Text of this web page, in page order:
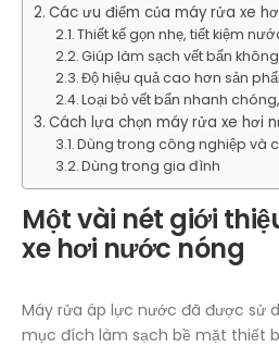
Các ưu điểm của máy rửa xe
Thiết kế gọn nhẹ, tiết kiệm
Giúp làm sạch vết bẩn
Độ hiệu quả cao hơn sản
Loại bỏ vết bẩn nhanh
Cách lựa chọn máy rửa xe hơi
Dùng trong công nghiệp và
Dùng trong gia đình
Một vài nét giới
xe hơi nước nóng
Máy rửa áp lực nước đã được sử
mục đích làm sạch bề mặt thiết